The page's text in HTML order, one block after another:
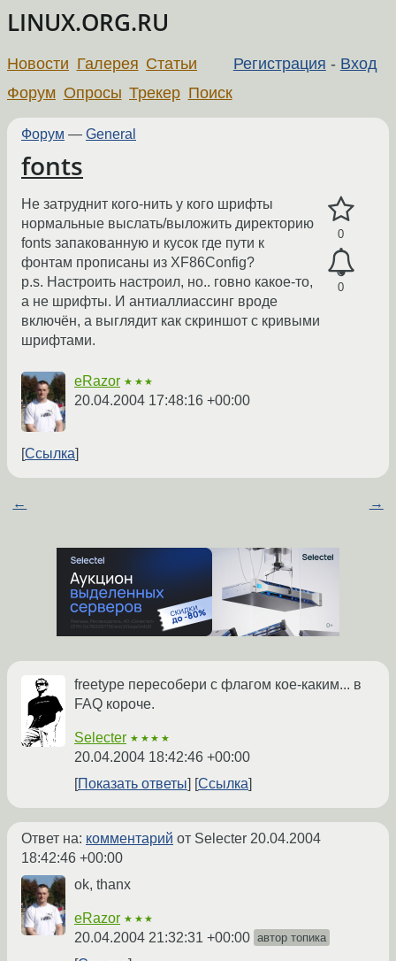
LINUX.ORG.RU
Регистрация - Вход
Новости Галерея Статьи
Форум Опросы Трекер Поиск
Форум — General
fonts
0
0
Не затруднит кого-нить у кого шрифты
нормальные выслать/выложить директорию
fonts запакованную и кусок где пути к
фонтам прописаны из XF86Config?
p.s. Настроить настроил, но.. говно какое-то,
а не шрифты. И антиаллиассинг вроде
включён, а выглядит как скриншот с кривыми
шрифтами.
eRazor ★★★
20.04.2004 17:48:16 +00:00
Ссылка
← →
freetype пересобери с флагом кое-каким... в
FAQ короче.
Selecter ★★★★
20.04.2004 18:42:46 +00:00
Показать ответы
Ссылка
Ответ на: комментарий от Selecter 20.04.2004
18:42:46 +00:00
ok, thanx
eRazor ★★★
20.04.2004 21:32:31 +00:00 автор топика